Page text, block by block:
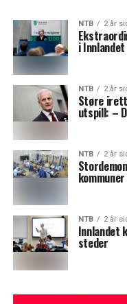
NTB 2 år
i Innlandet
NTB 2 år
Støre
utspill: –⁠
NTB 2 år
NTB 2 år
Innlandet
steder